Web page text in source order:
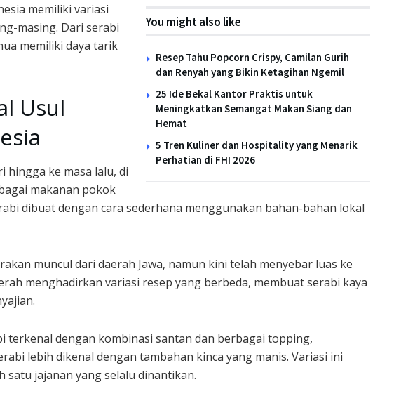
You might also like
Resep Tahu Popcorn Crispy, Camilan Gurih
dan Renyah yang Bikin Ketagihan Ngemil
25 Ide Bekal Kantor Praktis untuk
Meningkatkan Semangat Makan Siang dan
Hemat
5 Tren Kuliner dan Hospitality yang Menarik
Perhatian di FHI 2026
memiliki variasi
masing. Dari serabi
memiliki daya tarik
Usul
hingga ke masa lalu, di
makanan pokok
dibuat dengan cara sederhana menggunakan bahan-bahan lokal
muncul dari daerah Jawa, namun kini telah menyebar luas ke
menghadirkan variasi resep yang berbeda, membuat serabi kaya
terkenal dengan kombinasi santan dan berbagai topping,
lebih dikenal dengan tambahan kinca yang manis. Variasi ini
satu jajanan yang selalu dinantikan.